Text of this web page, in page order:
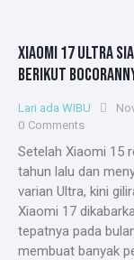
XIAOMI 17 ULTRA
BERIKUT
Lari ada WIBU
0 Comments
Setelah Xiaomi 15
tahun lalu dan
varian Ultra, kini
Xiaomi 17
tepatnya pada
membuat banyak